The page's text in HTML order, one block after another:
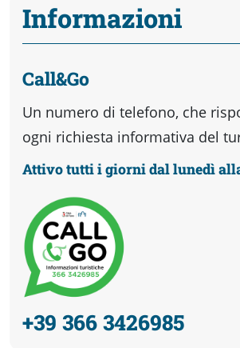
Informazioni
Call&Go
Un numero di telefono, che
ogni richiesta informativa del
Attivo tutti i giorni dal lunedì
+39 366 3426985